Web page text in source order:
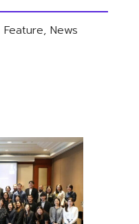
Feature, News